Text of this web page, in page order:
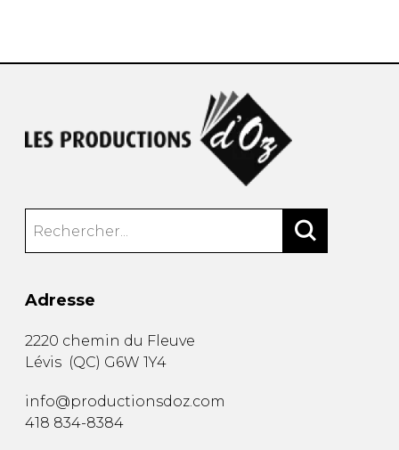
Adresse
2220 chemin du Fleuve
Lévis (QC) G6W 1Y4
info@productionsdoz.com
418 834-8384